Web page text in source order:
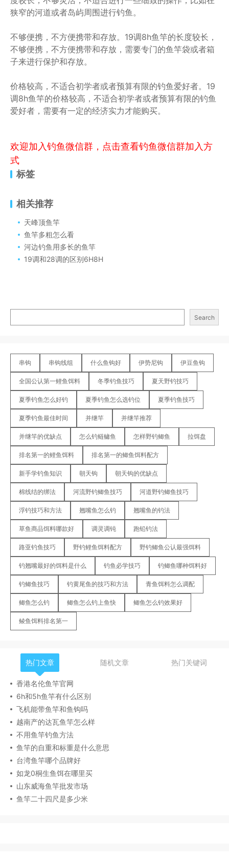
狭窄的河道或者岛屿周围进行钓鱼。
不够便携，不方便携带和存放。19调8h鱼竿的长度较长，
不够便携，不方便携带和存放，需要专门的鱼竿袋或者箱
子来进行保护和存放。
价格较高，不适合初学者或者预算有限的钓鱼爱好者。19
调8h鱼竿的价格较高，不适合初学者或者预算有限的钓鱼
爱好者，需要有一定的经济实力才能购买。
欢迎加入钓鱼微信群，点击查看钓鱼微信群加入方
式
标签
相关推荐
天峰顶鱼竿
鱼竿多粗怎么看
河边钓鱼用多长的鱼竿
19调和28调的区别6H8H
Search
串钩 串钩线组 什么鱼钩好 伊势尼钩 伊豆鱼钩
全国公认第一鲤鱼饵料 冬季钓鱼技巧 夏天野钓技巧
夏季钓鱼怎么好钓 夏季钓鱼怎么选钓位 夏季钓鱼技巧
夏季钓鱼最佳时间 并继竿 并继竿推荐
并继竿的优缺点 怎么钓鲢鳙鱼 怎样野钓鲫鱼 拉饵盘
排名第一的鲤鱼饵料 排名第一的鲫鱼饵料配方
新手学钓鱼知识 朝天钩 朝天钩的优缺点
棉线结的绑法 河流野钓鲫鱼技巧 河道野钓鲫鱼技巧
浮钓技巧和方法 翘嘴鱼怎么钓 翘嘴鱼的钓法
草鱼商品饵料哪款好 调灵调钝 跑铅钓法
路亚钓鱼技巧 野钓鲤鱼饵料配方 野钓鲫鱼公认最强饵料
钓翘嘴最好的饵料是什么 钓鱼必学技巧 钓鲫鱼哪种饵料好
钓鲫鱼技巧 钓黄尾鱼的技巧和方法 青鱼饵料怎么调配
鲫鱼怎么钓 鲫鱼怎么钓上鱼快 鲫鱼怎么钓效果好
鲮鱼饵料排名第一
热门文章 随机文章 热门关键词
香港名伦鱼竿官网
6h和5h鱼竿有什么区别
飞机能带鱼竿和鱼钩吗
越南产的达瓦鱼竿怎么样
不用鱼竿钓鱼方法
鱼竿的自重和标重是什么意思
台湾鱼竿哪个品牌好
如龙0桐生鱼饵在哪里买
山东威海鱼竿批发市场
鱼竿二十四尺是多少米